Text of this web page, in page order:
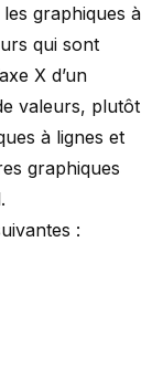
graphiques à
qui sont
X d’un
valeurs, plutôt
à lignes et
graphiques
: